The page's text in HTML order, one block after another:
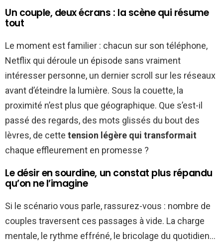
Un couple, deux écrans : la scène qui résume
tout
Le moment est familier : chacun sur son téléphone,
Netflix qui déroule un épisode sans vraiment
intéresser personne, un dernier scroll sur les réseaux
avant d’éteindre la lumière. Sous la couette, la
proximité n’est plus que géographique. Que s’est-il
passé des regards, des mots glissés du bout des
lèvres, de cette tension légère qui transformait
chaque effleurement en promesse ?
Le désir en sourdine, un constat plus répandu
qu’on ne l’imagine
Si le scénario vous parle, rassurez-vous : nombre de
couples traversent ces passages à vide. La charge
mentale, le rythme effréné, le bricolage du quotidien…